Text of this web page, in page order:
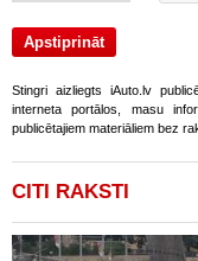
Stingri aizliegts iAuto.lv
interneta portālos, masu
publicētajiem materiāliem bez
CITI RAKSTI